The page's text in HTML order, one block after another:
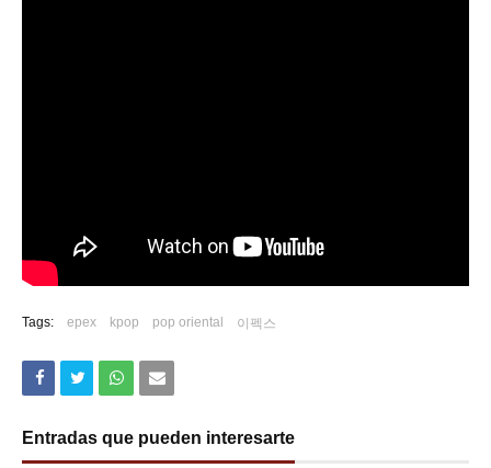
Tags: epex kpop pop oriental 이펙스
Entradas que pueden interesarte